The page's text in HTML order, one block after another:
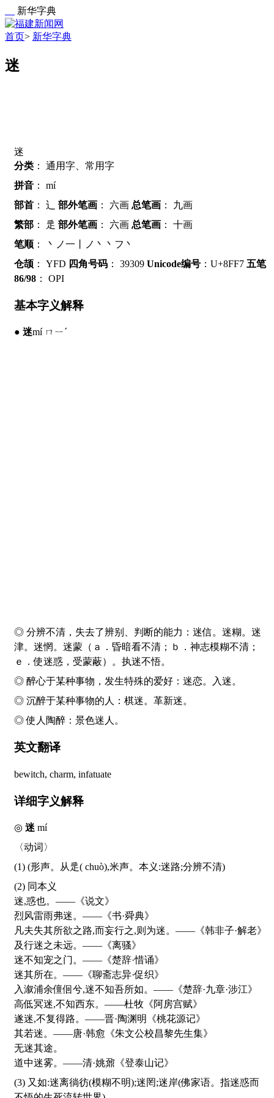
新华字典
首页> 新华字典
迷
迷
分类 ： 通用字、常用字
拼音 ： mí
部首 ： 辶 部外笔画 ： 六画 总笔画 ： 九画
繁部 ： 辵 部外笔画 ： 六画 总笔画 ： 十画
笔顺 ：
丶ノ一丨ノ丶丶フ丶
仓颉 ： YFD 四角号码 ： 39309 Unicode编号 ：U+8FF7 五笔
86/98 ： OPI
基本字义解释
迷mí ㄇㄧˊ
◎ 分辨不清，失去了辨别、判断的能力： 迷信。 迷糊。 迷
津。 迷惘。 迷蒙（ａ．昏暗看不清；ｂ．神志模糊不清；
ｅ．使迷惑，受蒙蔽）。执迷不悟。
◎ 醉心于某种事物，发生特殊的爱好： 迷恋。入迷。
◎ 沉醉于某种事物的人：棋迷。革新迷。
◎ 使人陶醉：景色迷 人。
英文翻译
bewitch, charm, infatuate
详细字义解释
迷 mí
〈动词〉
(1) (形声。从辵( chuò),米声。本义:迷路;分辨不清)
(2) 同本义
迷,惑也。——《说文》
烈风雷雨弗迷。——《书·舜典》
凡夫失其所欲之路,而妄行之,则为迷。——《韩非子·解老》
及行迷之未远。——《离骚》
迷不知宠之门。——《楚辞·惜诵》
迷其所在。——《聊斋志异·促织》
入溆浦余儃佪兮,迷不知吾所如。——《楚辞·九章·涉江》
高低冥迷,不知西东。——杜牧《阿房宫赋》
遂迷,不复得路。——晋·陶渊明《桃花源记》
其若迷。——唐·韩愈《朱文公校昌黎先生集》
无迷其途。
道中迷雾。——清·姚鼐《登泰山记》
(3) 又如:迷离徜彷(模糊不明);迷罔;迷岸(佛家语。指迷惑而